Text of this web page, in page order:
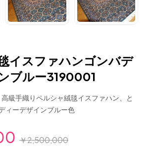
イスファハンゴンバデ
ブルー3190001
級手織りペルシャ絨毯イスファハン、と
ィーデザインブルー色
￥2,500,000